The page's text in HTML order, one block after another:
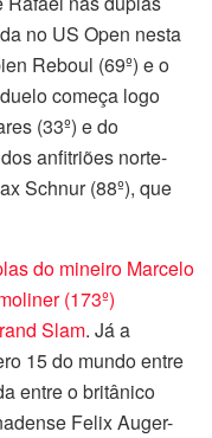
no US Open nesta
Reboul (69º) e o
começa logo
(33º) e do
anfitriões norte-
Schnur (88º), que
do mineiro Marcelo
(173º)
Slam. Já a
15 do mundo entre
entre o britânico
Felix Auger-